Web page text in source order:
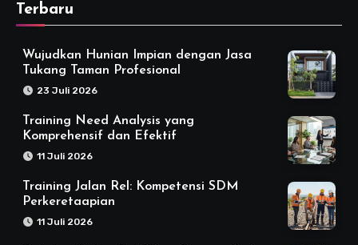
Terbaru
Wujudkan Hunian Impian dengan Jasa
Tukang Taman Profesional
23 Juli 2026
Training Need Analysis yang
Komprehensif dan Efektif
11 Juli 2026
Training Jalan Rel: Kompetensi SDM
Perkeretaapian
11 Juli 2026